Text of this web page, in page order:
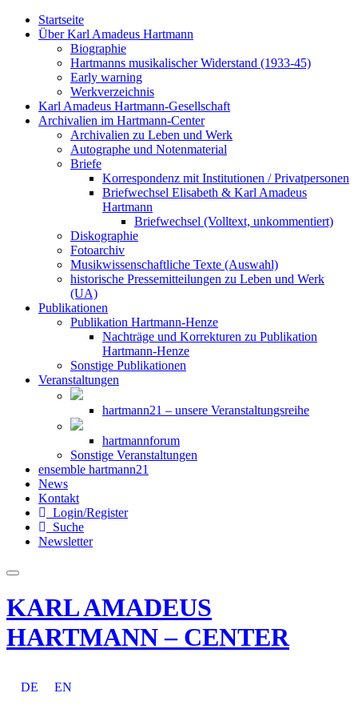
Startseite
Über Karl Amadeus Hartmann
Biographie
Hartmanns musikalischer Widerstand (1933-45)
Early warning
Werkverzeichnis
Karl Amadeus Hartmann-Gesellschaft
Archivalien im Hartmann-Center
Archivalien zu Leben und Werk
Autographe und Notenmaterial
Briefe
Korrespondenz mit Institutionen / Privatpersonen
Briefwechsel Elisabeth & Karl Amadeus
Hartmann
Briefwechsel (Volltext, unkommentiert)
Diskographie
Fotoarchiv
Musikwissenschaftliche Texte (Auswahl)
historische Pressemitteilungen zu Leben und Werk
(UA)
Publikationen
Publikation Hartmann-Henze
Nachträge und Korrekturen zu Publikation
Hartmann-Henze
Sonstige Publikationen
Veranstaltungen
hartmann21 – unsere Veranstaltungsreihe
hartmannforum
Sonstige Veranstaltungen
ensemble hartmann21
News
Kontakt
Login/Register
Suche
Newsletter
KARL AMADEUS
HARTMANN – CENTER
DE EN